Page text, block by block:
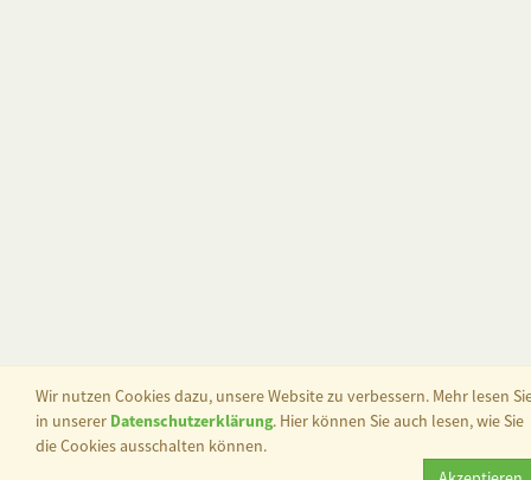
Wir nutzen Cookies dazu, unsere Website zu verbessern. Mehr lesen
in unserer Datenschutzerklärung. Hier können Sie auch lesen, wie Sie
die Cookies ausschalten können.